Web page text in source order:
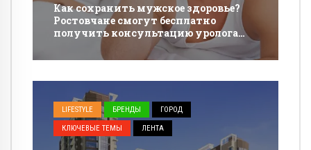
Как сохранить мужское здоровье?
Ростовчане смогут бесплатно
получить консультацию уролога
частной клиники
LIFESTYLE БРЕНДЫ ГОРОД
КЛЮЧЕВЫЕ ТЕМЫ ЛЕНТА